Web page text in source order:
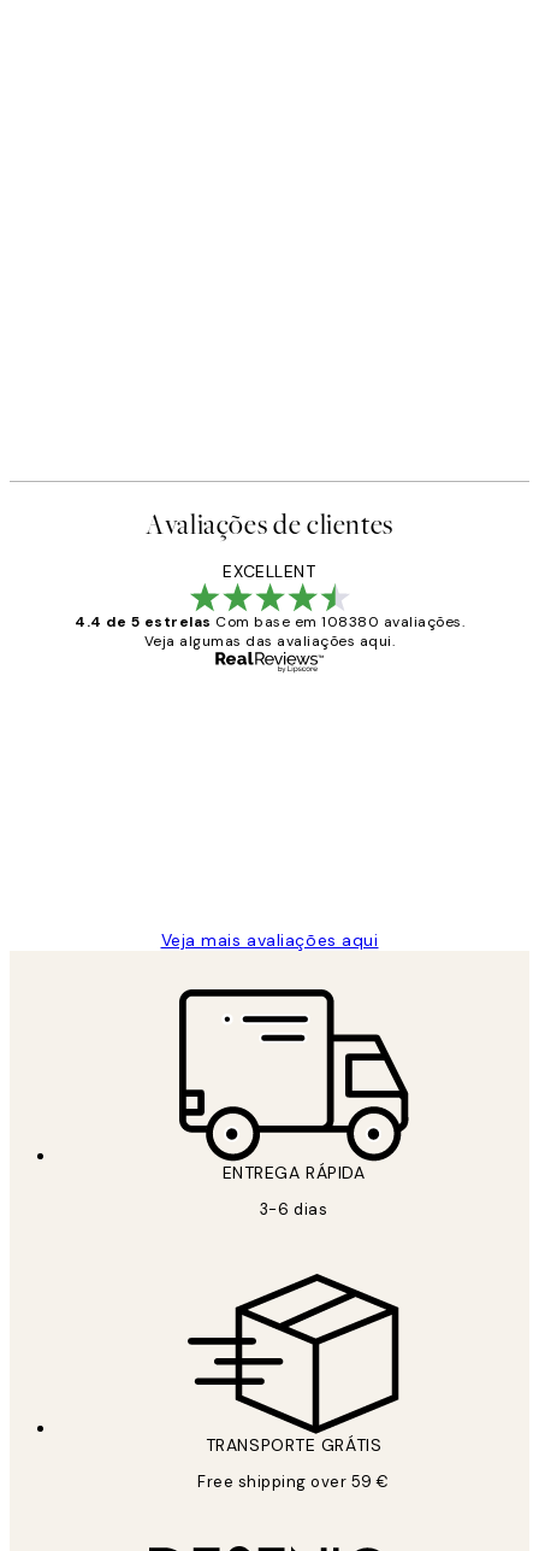
Avaliações de clientes
EXCELLENT
4.4 de 5 estrelas Com base em 108380 avaliações.
Veja algumas das avaliações aqui.
Veja mais avaliações aqui
ENTREGA RÁPIDA
3-6 dias
TRANSPORTE GRÁTIS
Free shipping over 59 €